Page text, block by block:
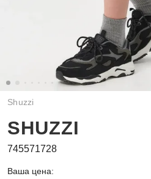
Shuzzi
SHUZZI
745571728
Ваша цена: